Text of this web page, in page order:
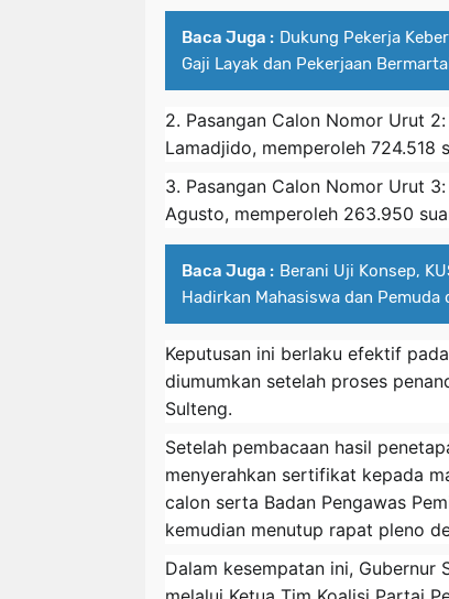
Baca Juga : Dukung Pekerja
Gaji Layak dan Pekerjaan
2. Pasangan Calon Nomor Urut
Lamadjido, memperoleh 724.518
3. Pasangan Calon Nomor Urut
Agusto, memperoleh 263.950
Baca Juga : Berani Uji Konsep,
Hadirkan Mahasiswa dan Pemuda
Keputusan ini berlaku efektif
diumumkan setelah proses
Sulteng.
Setelah pembacaan hasil
menyerahkan sertifikat kepada
calon serta Badan Pengawas
kemudian menutup rapat pleno
Dalam kesempatan ini, Gubernur